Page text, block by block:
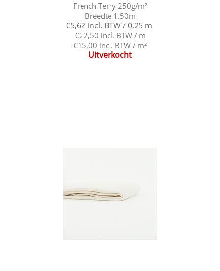
French Terry 250g/m²
Breedte 1.50m
€5,62 incl. BTW / 0,25 m
€22,50 incl. BTW / m
€15,00 incl. BTW / m²
Uitverkocht